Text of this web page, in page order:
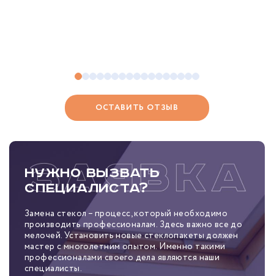
ОСТАВИТЬ ОТЗЫВ
Нужно вызвать
специалиста?
Замена стекол – процесс, который необходимо
производить профессионалам. Здесь важно все до
мелочей. Установить новые стеклопакеты должен
мастер с многолетним опытом. Именно такими
профессионалами своего дела являются наши
специалисты.